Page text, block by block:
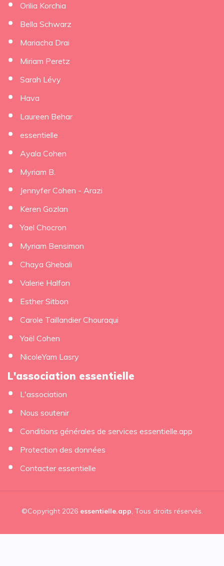
Orilia Korchia
Bella Schwarz
Mariacha Drai
Miriam Peretz
Sarah Lévy
Hava
Laureen Behar
essentielle
Ayala Cohen
Myriam B.
Jennyfer Cohen - Arazi
Keren Gozlan
Yael Chocron
Myriam Bensimon
Chaya Ghebali
Valerie Halfon
Esther Sitbon
Carole Taillandier Chouraqui
Yaël Cohen
NicoleYam Lasry
L'association essentielle
L'association
Nous soutenir
Conditions générales de services essentielle.app
Protection des données
Contacter essentielle
©Copyright 2026 essentielle.app, Tous droits réservés.